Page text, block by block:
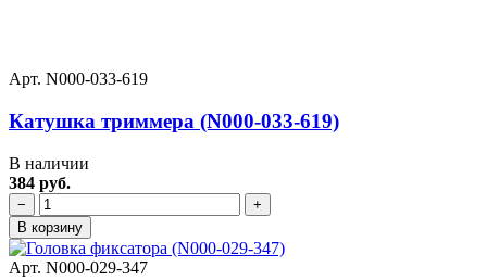
Арт. N000-033-619
Катушка триммера (N000-033-619)
В наличии
384 руб.
−
+
В корзину
Арт. N000-029-347